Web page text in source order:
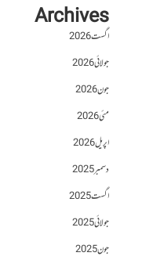
Archives
اگست 2026
جولائی 2026
جون 2026
مئی 2026
اپریل 2026
دسمبر 2025
اگست 2025
جولائی 2025
جون 2025